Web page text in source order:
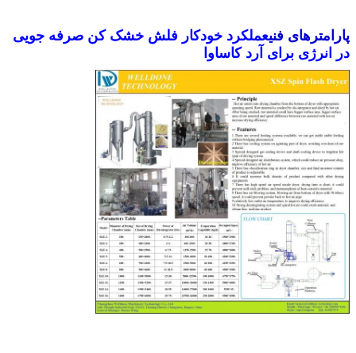
پارامترهای فنیعملکرد خودکار فلش خشک کن صرفه جویی
در انرژی برای آرد کاساوا